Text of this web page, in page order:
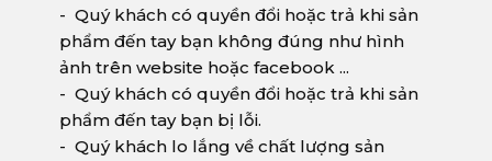
- Quý khách có quyền đổi hoặc trả khi sản
phẩm đến tay bạn không đúng như hình
ảnh trên website hoặc facebook ...
- Quý khách có quyền đổi hoặc trả khi sản
phẩm đến tay bạn bị lỗi.
- Quý khách lo lắng về chất lượng sản